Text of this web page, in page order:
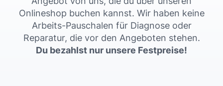
Onlineshop buchen kannst. Wir haben keine
Arbeits-Pauschalen für Diagnose oder
Reparatur, die vor den Angeboten stehen.
Du bezahlst nur unsere Festpreise!